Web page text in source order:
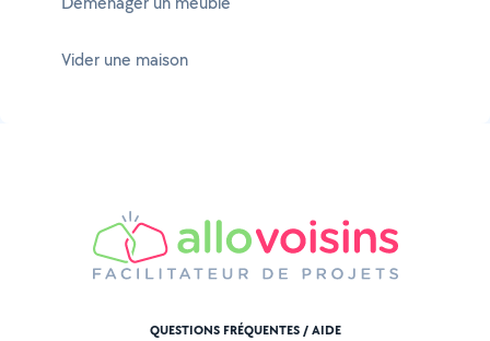
Vider une maison
QUESTIONS FRÉQUENTES / AIDE